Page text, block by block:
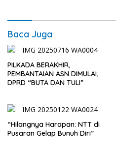
Baca Juga
PILKADA BERAKHIR,
PEMBANTAIAN ASN DIMULAI,
DPRD “BUTA DAN TULI”
“Hilangnya Harapan: NTT di
Pusaran Gelap Bunuh Diri”